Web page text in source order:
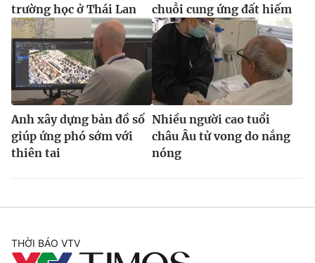
trường học ở Thái Lan
chuỗi cung ứng đất hiếm
Anh xây dựng bản đồ số
giúp ứng phó sớm với
thiên tai
Nhiều người cao tuổi
châu Âu tử vong do nắng
nóng
THỜI BÁO VTV